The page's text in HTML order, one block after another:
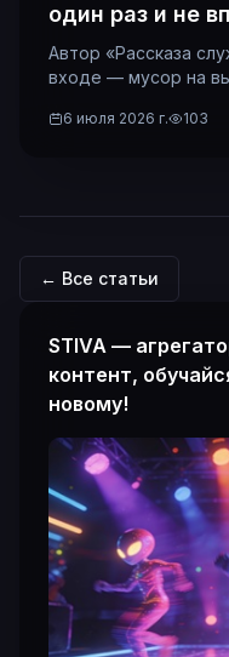
один раз и не
Автор «Рассказа
входе — мусор на
6 июля 2026 г. 103
← Все статьи
STIVA —
контент,
новому!